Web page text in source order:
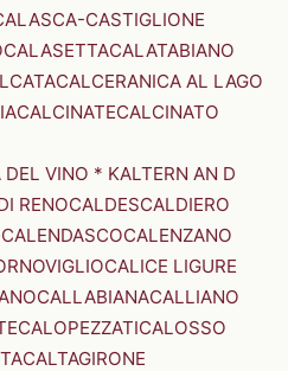
CASTIGLIONE
CALASETTACALATABIANO
CALCERANICA AL LAGO
CALCINATECALCINATO
VINO * KALTERN AN D
RENOCALDESCALDIERO
CALENDASCOCALENZANO
CALICE LIGURE
CALLABIANACALLIANO
CALOPEZZATICALOSSO
CALTAGIRONE